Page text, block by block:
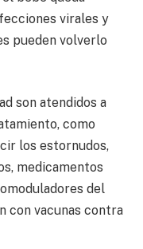
virales y
pueden volverlo
son atendidos a
como
los estornudos,
medicamentos
del
con vacunas contra